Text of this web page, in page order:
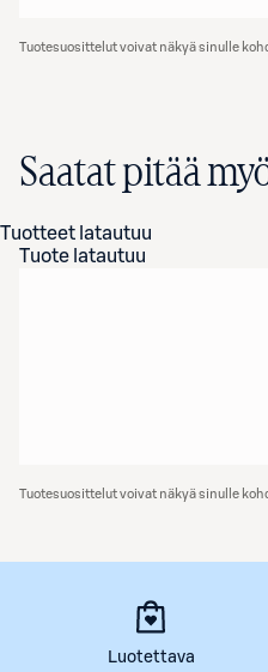
Tuotesuosittelut voivat näkyä sinulle
Saatat pitää
Tuotteet latautuu
Tuote latautuu
Tuotesuosittelut voivat näkyä sinulle
Luotettava